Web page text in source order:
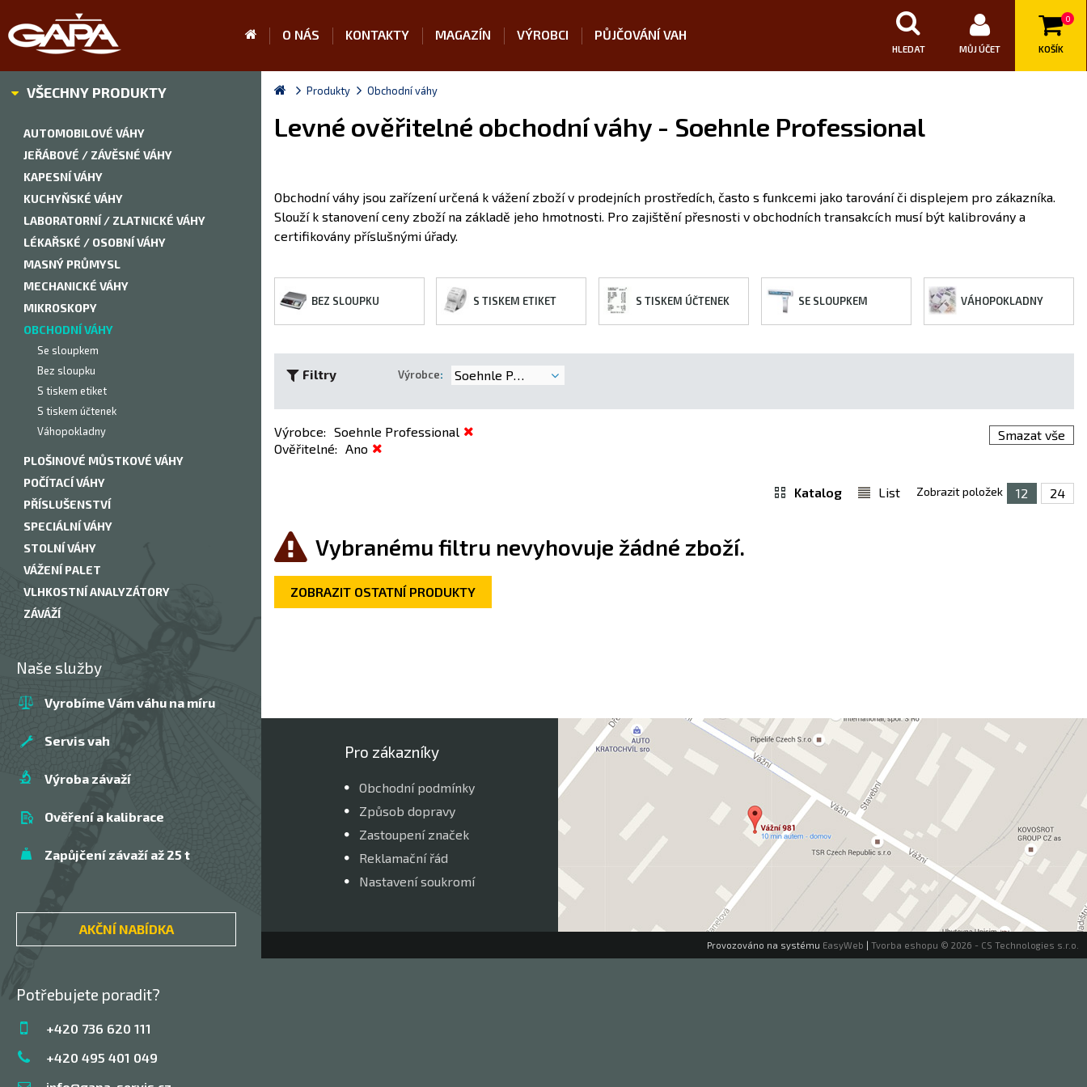
O NÁS KONTAKTY MAGAZÍN VÝROBCI PŮJČOVÁNÍ VAH
HLEDAT MŮJ ÚČET
0
KOŠÍK
VŠECHNY PRODUKTY
AUTOMOBILOVÉ VÁHY
JEŘÁBOVÉ / ZÁVĚSNÉ VÁHY
KAPESNÍ VÁHY
KUCHYŇSKÉ VÁHY
LABORATORNÍ / ZLATNICKÉ VÁHY
LÉKAŘSKÉ / OSOBNÍ VÁHY
MASNÝ PRŮMYSL
MECHANICKÉ VÁHY
MIKROSKOPY
OBCHODNÍ VÁHY
Se sloupkem
Bez sloupku
S tiskem etiket
S tiskem účtenek
Váhopokladny
PLOŠINOVÉ MŮSTKOVÉ VÁHY
POČÍTACÍ VÁHY
PŘÍSLUŠENSTVÍ
SPECIÁLNÍ VÁHY
STOLNÍ VÁHY
VÁŽENÍ PALET
VLHKOSTNÍ ANALYZÁTORY
ZÁVÁŽÍ
Naše služby
Vyrobíme Vám váhu na míru
Servis vah
Výroba závaží
Ověření a kalibrace
Zapůjčení závaží až 25 t
AKČNÍ NABÍDKA
Potřebujete poradit?
+420 736 620 111
+420 495 401 049
Produkty Obchodní váhy
Levné ověřitelné obchodní váhy - Soehnle Professional
Obchodní váhy jsou zařízení určená k vážení zboží v prodejních prostředích, často s funkcemi jako tarování či displejem pro zákazníka.
Slouží k stanovení ceny zboží na základě jeho hmotnosti. Pro zajištění přesnosti v obchodních transakcích musí být kalibrovány a
certifikovány příslušnými úřady.
BEZ SLOUPKU S TISKEM ETIKET S TISKEM ÚČTENEK SE SLOUPKEM VÁHOPOKLADNY
Filtry Výrobce:
Výrobce: Soehnle Professional
Ověřitelné: Ano
Smazat vše
Katalog List Zobrazit položek 12 24
Vybranému filtru nevyhovuje žádné zboží.
ZOBRAZIT OSTATNÍ PRODUKTY
Pro zákazníky
Obchodní podmínky
Způsob dopravy
Zastoupení značek
Reklamační řád
Nastavení soukromí
Provozováno na systému EasyWeb Tvorba eshopu © 2026 - CS Technologies s.r.o.